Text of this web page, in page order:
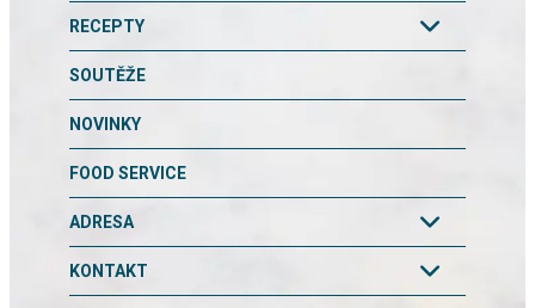
RECEPTY
SOUTĚŽE
NOVINKY
FOOD SERVICE
ADRESA
KONTAKT